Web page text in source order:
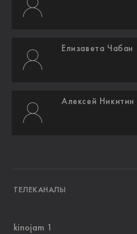
Елизавета Чабан
Алексей Никитин
ТЕЛЕКАНАЛЫ
kinojam 1